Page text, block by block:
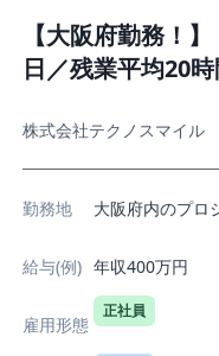
【大阪府勤務！
日／残業平均20
株式会社テクノスマイル
勤務地 大阪府内のプロ
給与(例) 年収400万円
雇用形態
正社員